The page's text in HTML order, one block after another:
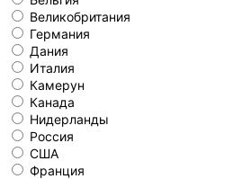
Великобритания
Германия
Дания
Италия
Камерун
Канада
Нидерланды
Россия
США
Франция